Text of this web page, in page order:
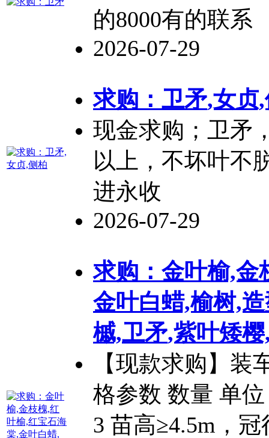
的8000有的联系
2026-07-29
求购： 卫矛,女贞
现金求购； 卫矛
以上，不坏叶不
进永收
2026-07-29
求购：金叶榆,金
金叶白蜡,榆树,
槭,卫矛,紫叶矮
【现款求购】装
格参数 数量 单
3 苗高≥4.5m，